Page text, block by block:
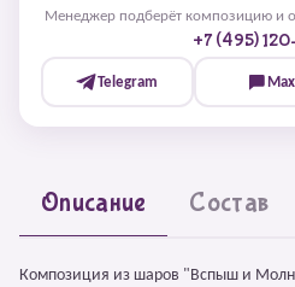
Менеджер подберёт композицию и
+7 (495)
Telegram Max
Описание Состав
Композиция из шаров "Вспыш и